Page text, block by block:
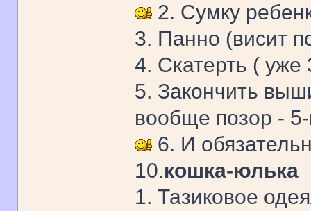
2. Сумку
3. Панно (висит
4. Скатерть ( уже
5. Закончить
вообще позор -
6. И
10.кошка-юлька
1. Тазиковое